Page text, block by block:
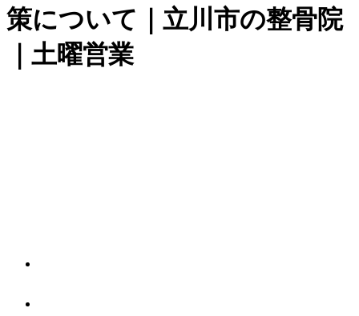
策について｜立川市の整骨院
｜土曜営業